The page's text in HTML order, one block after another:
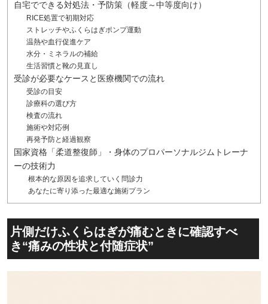
自宅でできる対処法・予防策（軽度～中等度向け）
RICE処置で初期対応
ストレッチやふくらはぎポンプ運動
温熱や血行促進ケア
水分・ミネラルの補給
生活習慣と靴の見直し
受診が必要なケースと医療機関での流れ
受診の目安
診療科の選び方
検査の流れ
施術や対応例
再発予防と経過観察
国家資格「柔道整復師」・身体のプロパーソナルジムトレーナ
ーの技術力
根本的な原因を追求していく問診力
あなたに寄り添った最適な施術プラン
片側だけふくらはぎが痛むときに確認すべ
き“痛みの性状と付随症状”